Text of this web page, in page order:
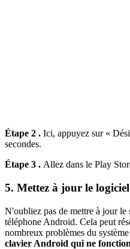
Étape 2 . Ici, appuyez sur «
secondes.
Étape 3 . Allez dans le Play
5. Mettez à jour le logiciel
N'oubliez pas de mettre à jour
téléphone Android. Cela peut
nombreux problèmes du
clavier Android qui ne